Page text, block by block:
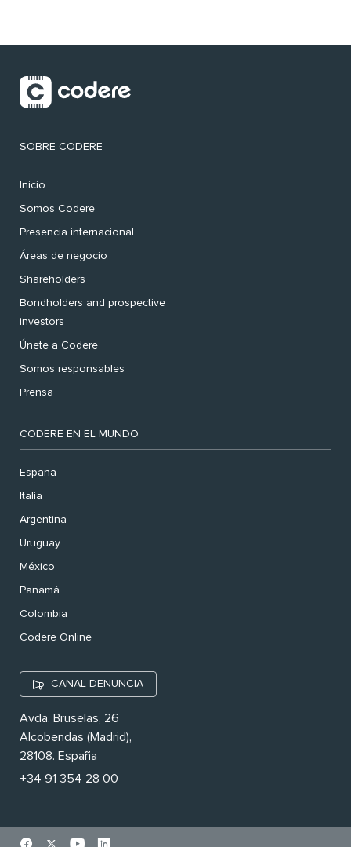
SOBRE CODERE
Inicio
Somos Codere
Presencia internacional
Áreas de negocio
Shareholders
Bondholders and prospective
investors
Únete a Codere
Somos responsables
Prensa
CODERE EN EL MUNDO
España
Italia
Argentina
Uruguay
México
Panamá
Colombia
Codere Online
CANAL DENUNCIA
Avda. Bruselas, 26
Alcobendas (Madrid),
28108. España
+34 91 354 28 00